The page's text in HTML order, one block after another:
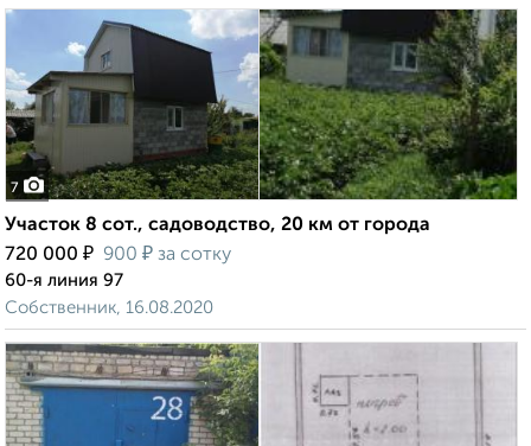
7
Участок 8 сот., садоводство, 20 км от города
720 000 ₽ 900 ₽ за сотку
60-я линия 97
Собственник, 16.08.2020